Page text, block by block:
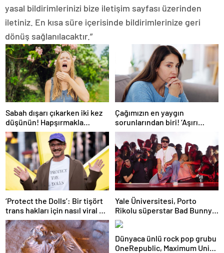
yasal bildirimlerinizi bize iletişim sayfası üzerinden
iletiniz. En kısa süre içerisinde bildirimlerinize geri
dönüş sağlanılacaktır.”
Sabah dışarı çıkarken iki kez
düşünün! Hapşırmakla
başlayıp astıma
dönüşebiliyor
Çağımızın en yaygın
sorunlarından biri! ‘Aşırı
düşünmeyle başa çıkmak
mümkün’
‘Protect the Dolls’: Bir tişört
trans hakları için nasıl viral bir
sembol haline geldi?
Yale Üniversitesi, Porto
Rikolu süperstar Bad Bunny
üzerine ders açıyor
Dünyaca ünlü rock pop grubu
OneRepublic, Maximum Uniq